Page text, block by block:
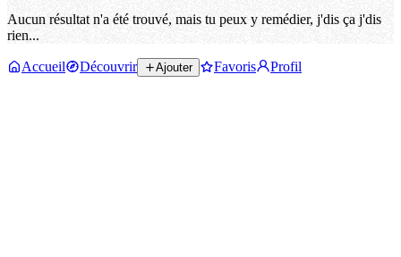
Aucun résultat n'a été trouvé, mais tu peux y remédier, j'dis ça j'dis
rien...
Accueil Découvrir Ajouter Favoris Profil